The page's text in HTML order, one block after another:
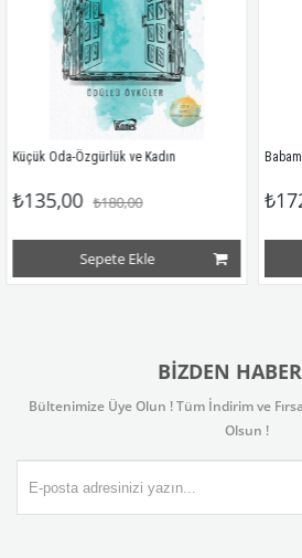
Özgürlük ve Kadın
₺180,00
Sepete Ekle
Babamla Ben
₺172,50
BIZDEN
Bültenimize Üye Olun ! Tüm İndirim ve
Olsun !